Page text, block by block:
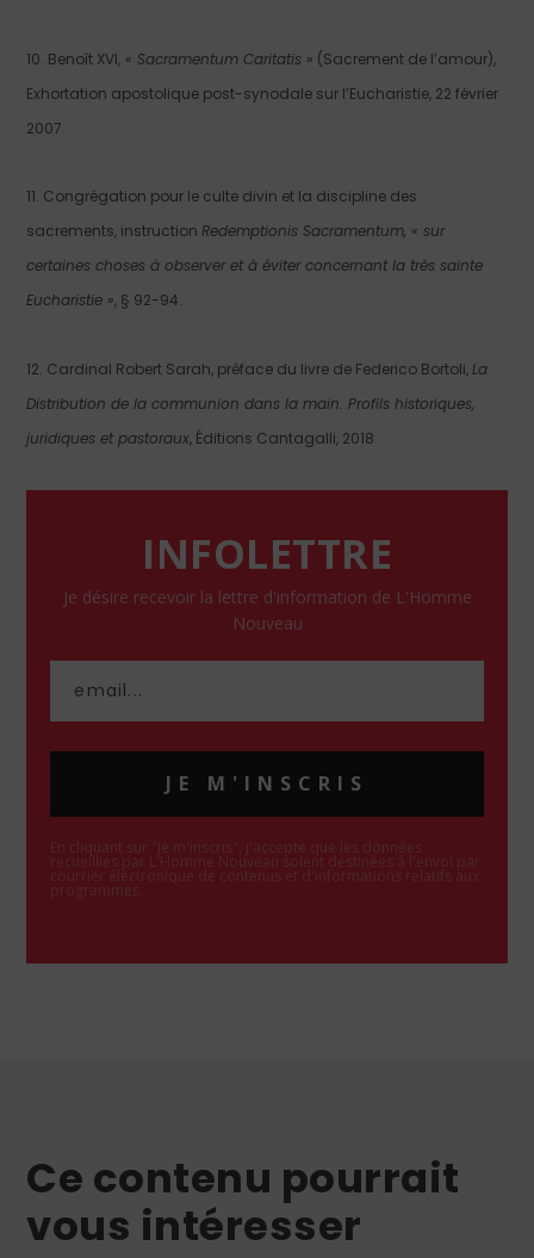
10. Benoît XVI, « Sacramentum Caritatis » (Sacrement de l’amour),
Exhortation apostolique post-synodale sur l’Eucharistie, 22 février
2007.
11. Congrégation pour le culte divin et la discipline des
sacrements, instructionRedemptionis Sacramentum, « sur
certaines choses à observer et à éviter concernant la très sainte
Eucharistie », § 92-94.
12. Cardinal Robert Sarah, préface du livre de Federico Bortoli,La
Distribution de la communion dans la main. Profils historiques,
juridiques et pastoraux, Éditions Cantagalli, 2018.
INFOLETTRE
Je désire recevoir la lettre d'information de L'Homme
Nouveau
JE M'INSCRIS
En cliquant sur "Je m'inscris", j'accepte que les données
recueillies par L'Homme Nouveau soient destinées à l'envoi par
courrier électronique de contenus et d'informations relatifs aux
programmes.
Ce contenu pourrait
vous intéresser